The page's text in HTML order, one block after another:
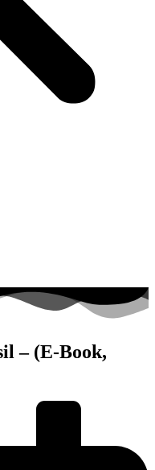
– (E-Book,